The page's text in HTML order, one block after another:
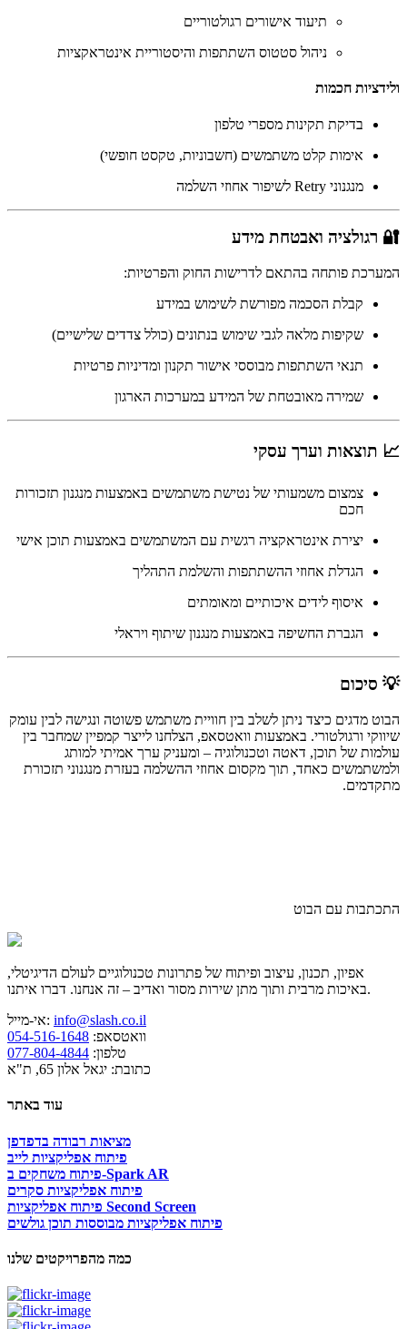
תיעוד אישורים רגולטוריים
ניהול סטטוס השתתפות והיסטוריית אינטראקציות
ולידציות חכמות
בדיקת תקינות מספרי טלפון
אימות קלט משתמשים (חשבוניות, טקסט חופשי)
מנגנוני Retry לשיפור אחוזי השלמה
🔐 רגולציה ואבטחת מידע
המערכת פותחה בהתאם לדרישות החוק והפרטיות:
קבלת הסכמה מפורשת לשימוש במידע
שקיפות מלאה לגבי שימוש בנתונים (כולל צדדים שלישיים)
תנאי השתתפות מבוססי אישור תקנון ומדיניות פרטיות
שמירה מאובטחת של המידע במערכות הארגון
📈 תוצאות וערך עסקי
צמצום משמעותי של נטישת משתמשים באמצעות מנגנון תזכורות
חכם
יצירת אינטראקציה רגשית עם המשתמשים באמצעות תוכן אישי
הגדלת אחוזי ההשתתפות והשלמת התהליך
איסוף לידים איכותיים ומאומתים
הגברת החשיפה באמצעות מנגנון שיתוף ויראלי
💡 סיכום
הבוט מדגים כיצד ניתן לשלב בין חוויית משתמש פשוטה ונגישה לבין עומק
שיווקי ורגולטורי. באמצעות וואטסאפ, הצלחנו לייצר קמפיין שמחבר בין
עולמות של תוכן, דאטה וטכנולוגיה – ומעניק ערך אמיתי למותג
ולמשתמשים כאחד, תוך מקסום אחוזי ההשלמה בעזרת מנגנוני תזכורת
מתקדמים.
התכתבות עם הבוט
אפיון, תכנון, עיצוב ופיתוח של פתרונות טכנולוגיים לעולם הדיגיטלי,
באיכות מרבית ותוך מתן שירות מסור ואדיב – זה אנחנו. דברו איתנו.
אי-מייל: info@slash.co.il
וואטסאפ: 054-516-1648
טלפון: 077-804-4844
כתובת: יגאל אלון 65, ת"א
עוד באתר
מציאות רבודה בדפדפן
פיתוח אפליקציות לייב
פיתוח משחקים ב-Spark AR
פיתוח אפליקציות סקרים
פיתוח אפליקציות Second Screen
פיתוח אפליקציות מבוססות תוכן גולשים
כמה מהפרויקטים שלנו